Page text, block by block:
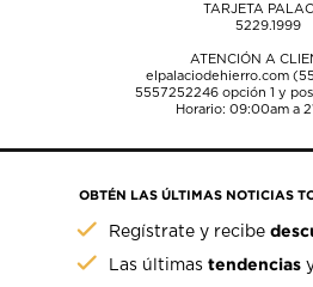
TARJETA
5229.1999
ATENCIÓN A
elpalaciodehierro.com
5557252246opción 1 y
Horario: 09:00am a
OBTÉN LAS ÚLTIMAS NOTICIAS
Regístrate y recibe
Las últimastendencias